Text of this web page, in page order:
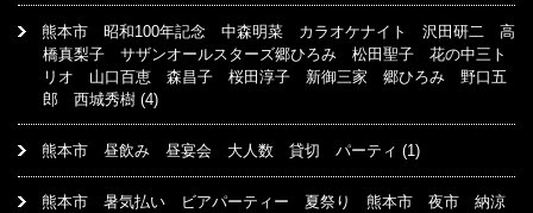
熊本市 昭和100年記念 中森明菜 カラオケナイト 沢田研二 高
橋真梨子 サザンオールスターズ郷ひろみ 松田聖子 花の中三ト
リオ 山口百恵 森昌子 桜田淳子 新御三家 郷ひろみ 野口五
郎 西城秀樹 (4)
熊本市 昼飲み 昼宴会 大人数 貸切 パーティ (1)
熊本市 暑気払い ビアパーティー 夏祭り 熊本市 夜市 納涼